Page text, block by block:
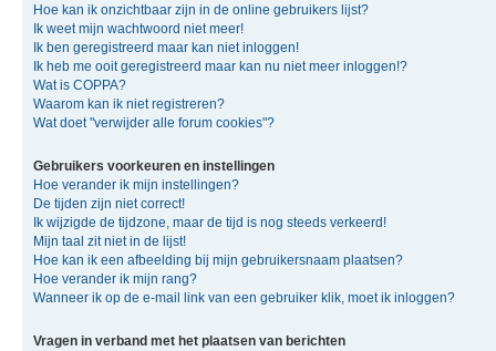
Hoe kan ik onzichtbaar zijn in de online gebruikers lijst?
Ik weet mijn wachtwoord niet meer!
Ik ben geregistreerd maar kan niet inloggen!
Ik heb me ooit geregistreerd maar kan nu niet meer inloggen!?
Wat is COPPA?
Waarom kan ik niet registreren?
Wat doet "verwijder alle forum cookies"?
Gebruikers voorkeuren en instellingen
Hoe verander ik mijn instellingen?
De tijden zijn niet correct!
Ik wijzigde de tijdzone, maar de tijd is nog steeds verkeerd!
Mijn taal zit niet in de lijst!
Hoe kan ik een afbeelding bij mijn gebruikersnaam plaatsen?
Hoe verander ik mijn rang?
Wanneer ik op de e-mail link van een gebruiker klik, moet ik inloggen?
Vragen in verband met het plaatsen van berichten